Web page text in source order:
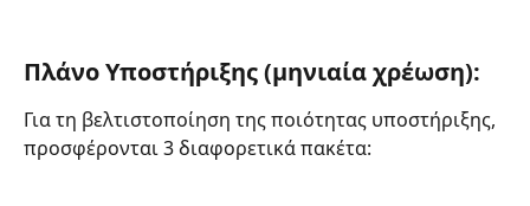
Πλάνο Υποστήριξης (μηνιαία χρέωση):
Για τη βελτιστοποίηση της ποιότητας υποστήριξης,
προσφέρονται 3 διαφορετικά πακέτα: